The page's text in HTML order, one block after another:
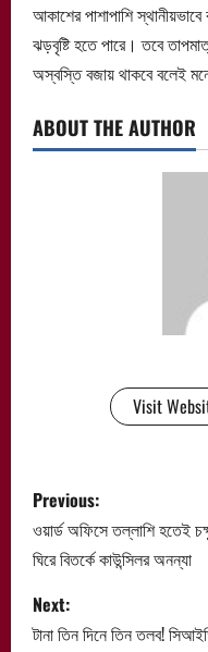
আকাশের পাশাপাশি
ঝড়বৃষ্টি হতে পারে। তবে
অস্বস্তি বজায় থাকবে বলেই
ABOUT THE AUTHOR
Visit
P
o
s
t
Previous:
ওয়ার্ড অফিসে তল্লাশি হতেই
ঘিরে বিতর্কে কাউন্সিলর অনন্যা
Next:
টানা তিন দিনে তিন তলব!